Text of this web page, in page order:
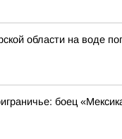
области на воде
боец